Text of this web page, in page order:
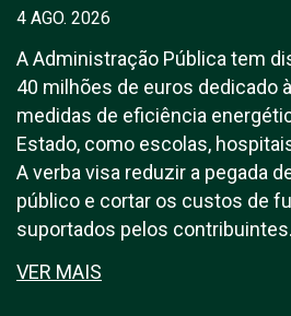
4 AGO. 2026
A Administração Pública tem
40 milhões de euros dedicado
medidas de eficiência
Estado, como escolas,
A verba visa reduzir a pegada
público e cortar os custos de
suportados pelos contribuintes.
VER MAIS